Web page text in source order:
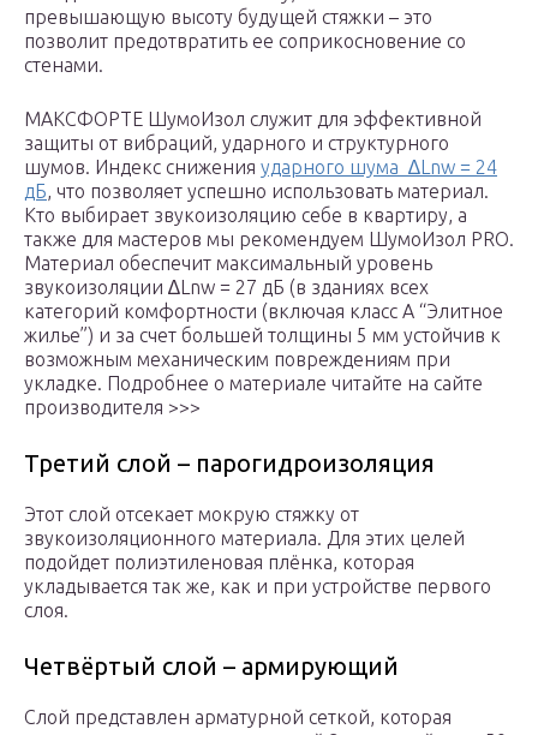
превышающую высоту будущей стяжки – это
позволит предотвратить ее соприкосновение со
стенами.
МАКСФОРТЕ ШумоИзол служит для эффективной
защиты от вибраций, ударного и структурного
шумов. Индекс снижения ударного шума ∆Lnw = 24
дБ, что позволяет успешно использовать материал.
Кто выбирает звукоизоляцию себе в квартиру, а
также для мастеров мы рекомендуем ШумоИзол PRO.
Материал обеспечит максимальный уровень
звукоизоляции ∆Lnw = 27 дБ (в зданиях всех
категорий комфортности (включая класс А “Элитное
жилье”) и за счет большей толщины 5 мм устойчив к
возможным механическим повреждениям при
укладке. Подробнее о материале читайте на сайте
производителя >>>
Третий слой – парогидроизоляция
Этот слой отсекает мокрую стяжку от
звукоизоляционного материала. Для этих целей
подойдет полиэтиленовая плёнка, которая
укладывается так же, как и при устройстве первого
слоя.
Четвёртый слой – армирующий
Слой представлен арматурной сеткой, которая